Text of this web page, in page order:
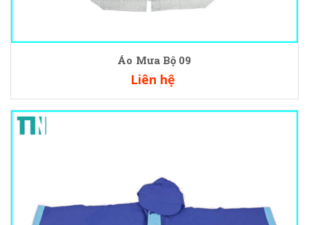
Áo Mưa Bộ 09
Liên hệ